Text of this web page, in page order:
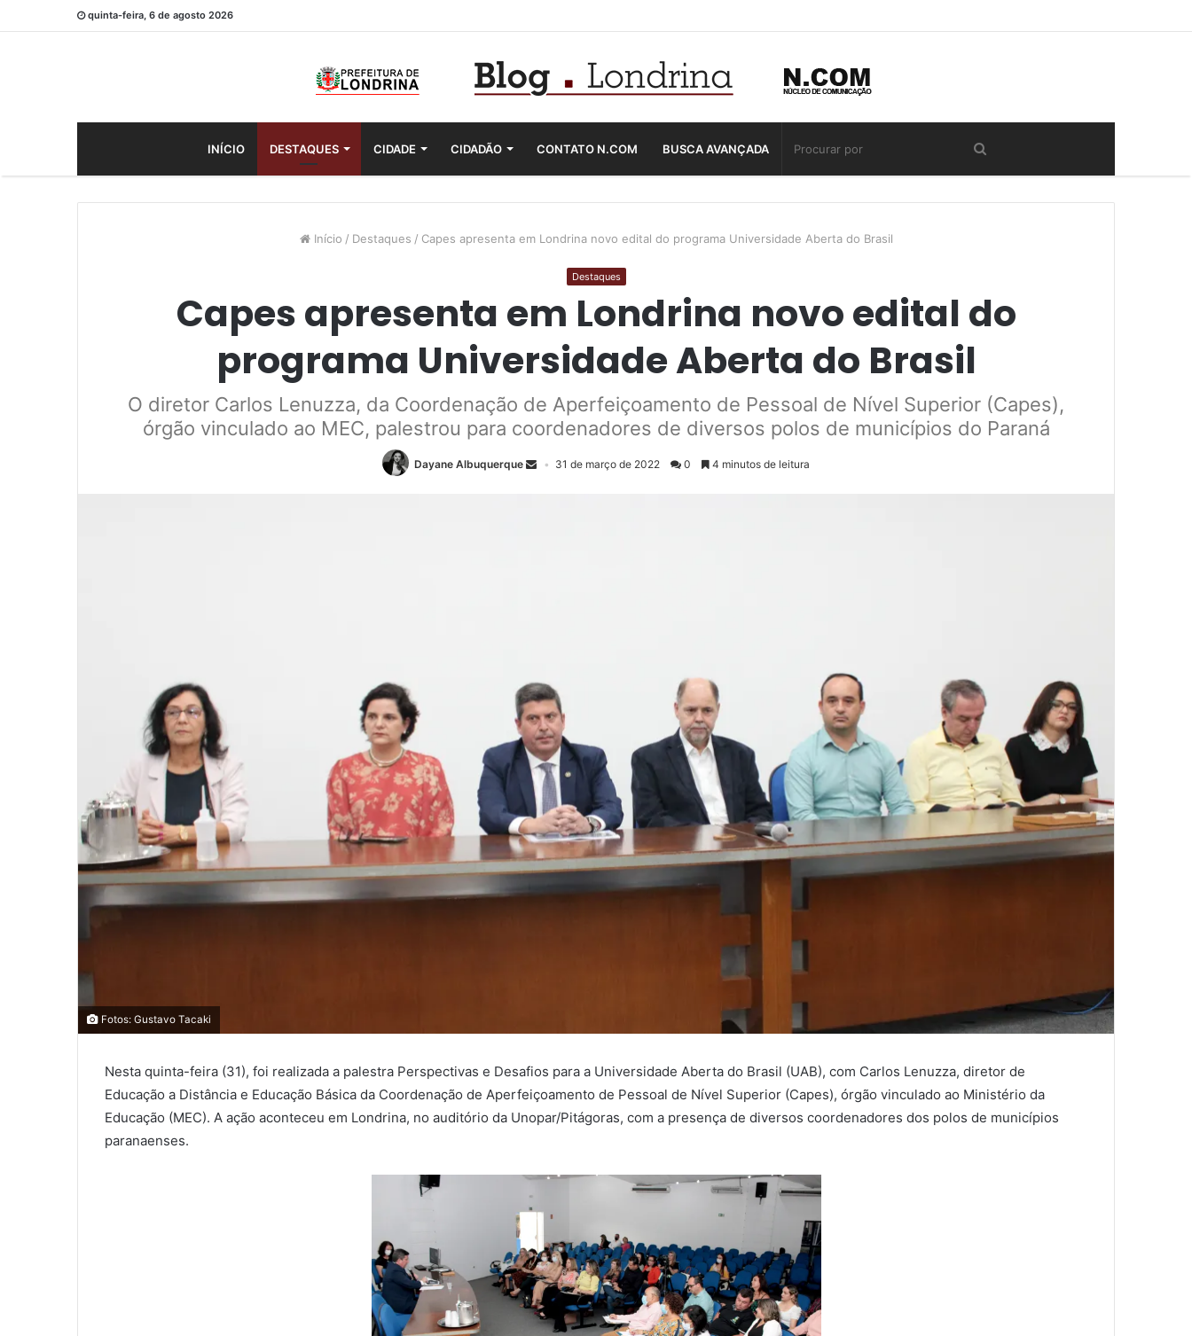
quinta-feira, 6 de agosto 2026
INÍCIO DESTAQUES CIDADE CIDADÃO CONTATO N.COM BUSCA AVANÇADA
Início / Destaques / Capes apresenta em Londrina novo edital do programa Universidade Aberta do Brasil
Destaques
Capes apresenta em Londrina novo edital do
programa Universidade Aberta do Brasil
O diretor Carlos Lenuzza, da Coordenação de Aperfeiçoamento de Pessoal de Nível Superior (Capes),
órgão vinculado ao MEC, palestrou para coordenadores de diversos polos de municípios do Paraná
Dayane Albuquerque 31 de março de 2022 0 4 minutos de leitura
Fotos: Gustavo Tacaki
Nesta quinta-feira (31), foi realizada a palestra Perspectivas e Desafios para a Universidade Aberta do Brasil (UAB), com Carlos Lenuzza, diretor de
Educação a Distância e Educação Básica da Coordenação de Aperfeiçoamento de Pessoal de Nível Superior (Capes), órgão vinculado ao Ministério da
Educação (MEC). A ação aconteceu em Londrina, no auditório da Unopar/Pitágoras, com a presença de diversos coordenadores dos polos de municípios
paranaenses.